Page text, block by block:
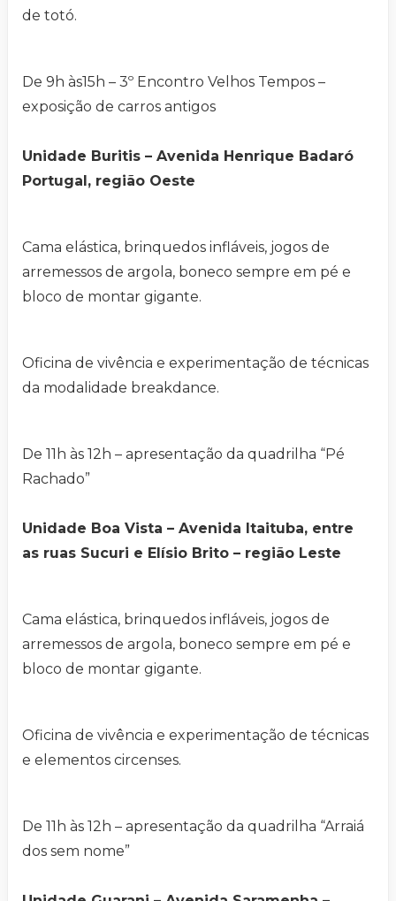
de totó.
De 9h às15h – 3º Encontro Velhos Tempos –
exposição de carros antigos
Unidade Buritis – Avenida Henrique Badaró
Portugal, região Oeste
Cama elástica, brinquedos infláveis, jogos de
arremessos de argola, boneco sempre em pé e
bloco de montar gigante.
Oficina de vivência e experimentação de técnicas
da modalidade breakdance.
De 11h às 12h – apresentação da quadrilha “Pé
Rachado”
Unidade Boa Vista – Avenida Itaituba, entre
as ruas Sucuri e Elísio Brito – região Leste
Cama elástica, brinquedos infláveis, jogos de
arremessos de argola, boneco sempre em pé e
bloco de montar gigante.
Oficina de vivência e experimentação de técnicas
e elementos circenses.
De 11h às 12h – apresentação da quadrilha “Arraiá
dos sem nome”